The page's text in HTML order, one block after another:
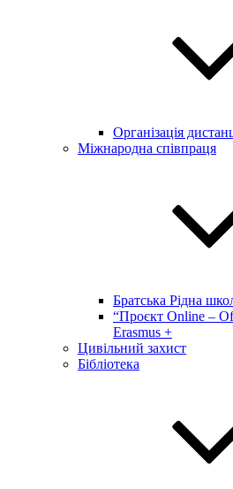
Організація
Міжнародна співпраця
Братська Рідна
“Проєкт Online –
Erasmus +
Цивільний захист
Бібліотека